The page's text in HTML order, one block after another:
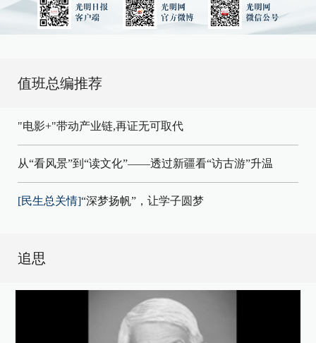
值班总编推荐
"电影+"带动产业链,再证无可取代
从“看风景”到“读文化”——透过新疆看“访古游”升温
[民生总关情]“深梦扬帆”，让学子圆梦
追思